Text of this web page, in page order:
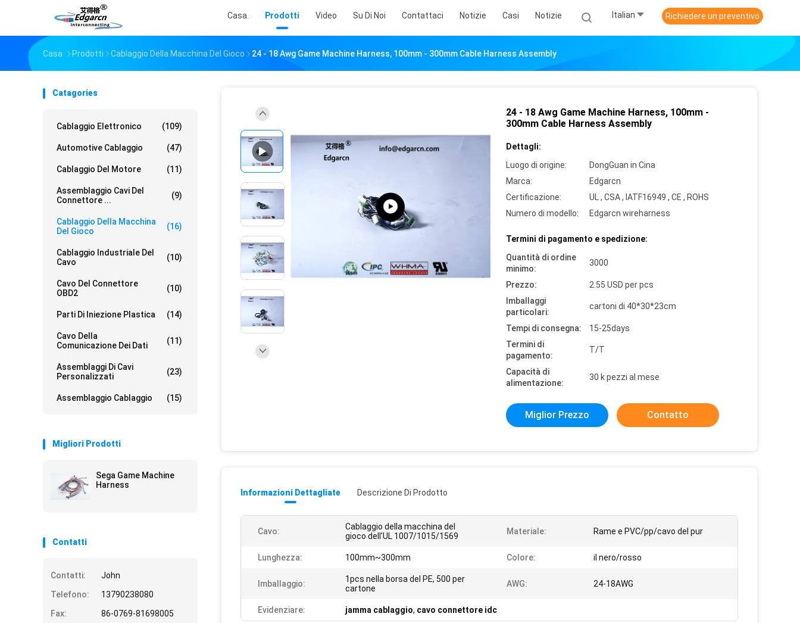
Casa. Prodotti Video Su Di Noi Contattaci Notizie Casi Notizie Italian Richiedere un preventivo
Casa Prodotti Cablaggio Della Macchina Del Gioco 24 - 18 Awg Game Machine Harness, 100mm - 300mm Cable Harness Assembly
Catagories
Cablaggio Elettronico (109)
Automotive Cablaggio (47)
Cablaggio Del Motore (11)
Assemblaggio Cavi Del
Connettore ...
(9)
Cablaggio Della Macchina
Del Gioco
(16)
Cablaggio Industriale Del
Cavo
(10)
Cavo Del Connettore
OBD2
(10)
Parti Di Iniezione Plastica (14)
Cavo Della
Comunicazione Dei Dati
(11)
Assemblaggi Di Cavi
Personalizzati
(23)
Assemblaggio Cablaggio (15)
Migliori Prodotti
Sega Game Machine
Harness
Contatti
Contatti:
John
Telefono:
13790238080
Fax:
86-0769-81698005
24 - 18 Awg Game Machine Harness, 100mm -
300mm Cable Harness Assembly
Dettagli:
Luogo di origine:
DongGuan in Cina
Marca:
Edgarcn
Certificazione:
UL , CSA , IATF16949 , CE , ROHS
Numero di modello:
Edgarcn wireharness
Termini di pagamento e spedizione:
Quantità di ordine
minimo:
3000
Prezzo:
2.55 USD per pcs
Imballaggi
particolari:
cartoni di 40*30*23cm
Tempi di consegna:
15-25days
Termini di
pagamento:
T/T
Capacità di
alimentazione:
30 k pezzi al mese
Miglior Prezzo Contatto
Informazioni Dettagliate Descrizione Di Prodotto
Cavo:
Cablaggio della macchina del
gioco dell'UL 1007/1015/1569
Materiale: Rame e PVC/pp/cavo del pur
Lunghezza: 100mm~300mm Colore: il nero/rosso
Imballaggio:
1pcs nella borsa del PE, 500 per
cartone
AWG: 24-18AWG
Evidenziare: jamma cablaggio, cavo connettore idc